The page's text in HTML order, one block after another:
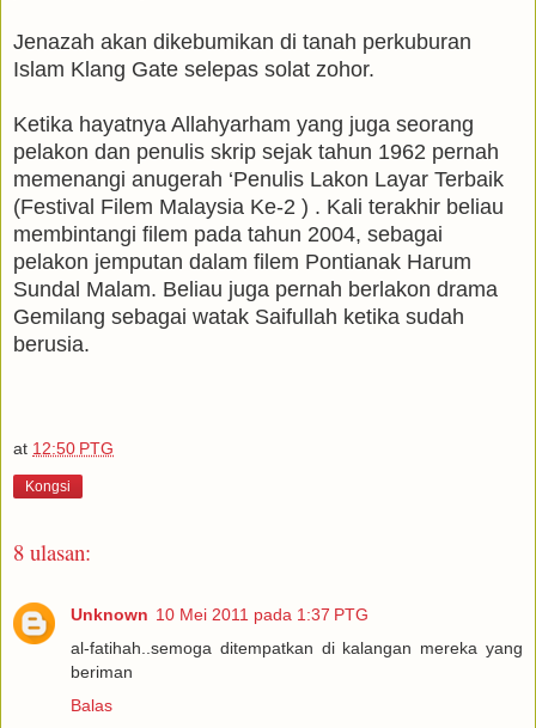
Jenazah akan dikebumikan di tanah perkuburan
Islam Klang Gate selepas solat zohor.
Ketika hayatnya Allahyarham yang juga seorang
pelakon dan penulis skrip sejak tahun 1962 pernah
memenangi anugerah ‘Penulis Lakon Layar Terbaik
(Festival Filem Malaysia Ke-2 ) . Kali terakhir beliau
membintangi filem pada tahun 2004, sebagai
pelakon jemputan dalam filem Pontianak Harum
Sundal Malam. Beliau juga pernah berlakon drama
Gemilang sebagai watak Saifullah ketika sudah
berusia.
at 12:50 PTG
Kongsi
8 ulasan:
Unknown 10 Mei 2011 pada 1:37 PTG
al-fatihah..semoga ditempatkan di kalangan mereka yang
beriman
Balas